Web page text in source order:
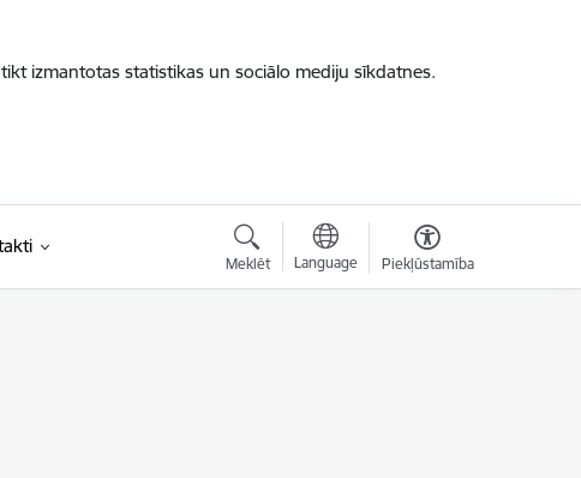
izmantotas statistikas un sociālo mediju sīkdatnes.
Meklēt Language Piekļūstamība